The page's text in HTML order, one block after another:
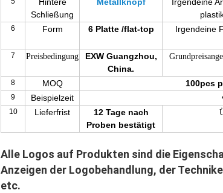
Hintere
Schließung
Metallknopf
Irgendeine
6 Form 6 Platte /flat-top
Irgendeine
7 Preisbedingung
EXW Guangzhou,
China.
8 MOQ 100pcs
9 Beispielzeit
10
Lieferfrist
12 Tage nach
Proben bestätigt
Alle Logos auf Produkten sind die
Anzeigen der Logobehandlung, der
etc.